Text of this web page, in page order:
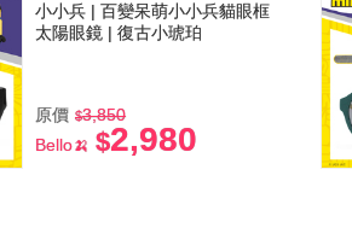
小小兵 | 百變呆萌小小兵貓眼框
太陽眼鏡 | 復古小琥珀
原價
3,850
Bello🍌
2,980